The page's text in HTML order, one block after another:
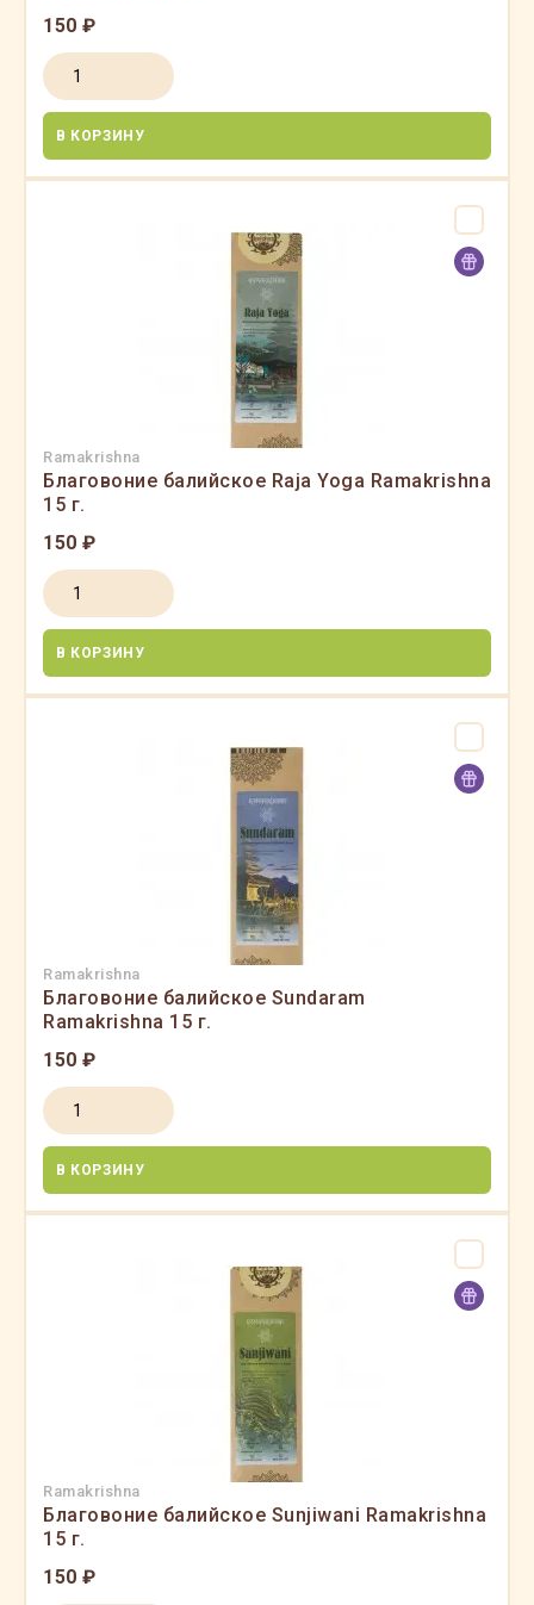
150 ₽
В КОРЗИНУ
Ramakrishna
Благовоние балийское Raja Yoga Ramakrishna
15 г.
150 ₽
В КОРЗИНУ
Ramakrishna
Благовоние балийское Sundaram
Ramakrishna 15 г.
150 ₽
В КОРЗИНУ
Ramakrishna
Благовоние балийское Sunjiwani Ramakrishna
15 г.
150 ₽